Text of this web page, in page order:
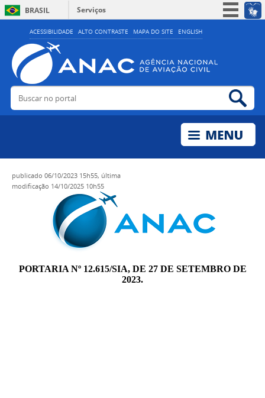
ACESSIBILIDADE ALTO CONTRASTE MAPA DO SITE ENGLISH
BRASIL
Serviços
Simplifique!
Acesso à informação
Legislação
Buscar no portal
publicado 06/10/2023 15h55, última
modificação 14/10/2025 10h55
PORTARIA Nº 12.615/SIA, DE 27 DE SETEMBRO DE
2023.